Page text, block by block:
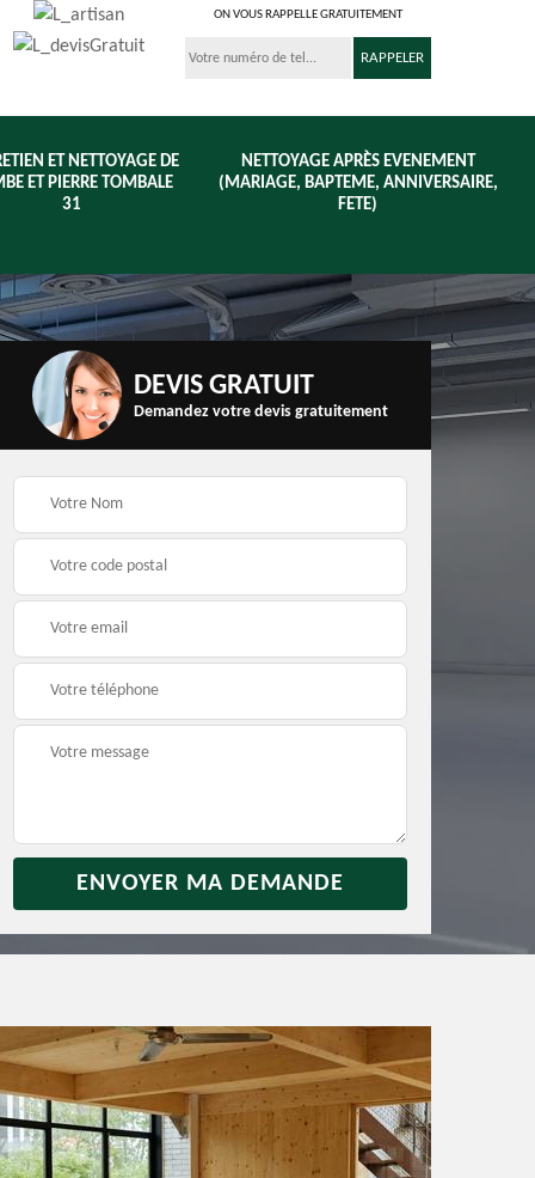
ON VOUS RAPPELLE GRATUITEMENT
ET NETTOYAGE DE
ET PIERRE TOMBALE
31
NETTOYAGE APRÈS EVENEMENT
(MARIAGE, BAPTEME, ANNIVERSAIRE,
FETE)
Débarras jardin 31
DEVIS GRATUIT
Demandez votre devis gratuitement